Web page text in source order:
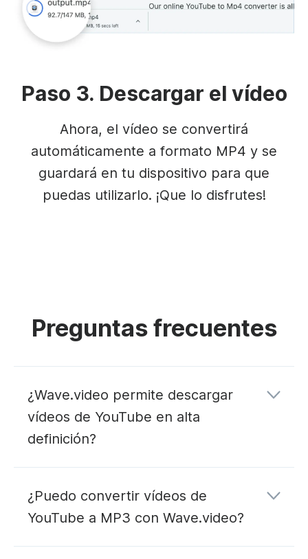
Paso 3. Descargar el vídeo
Ahora, el vídeo se convertirá
automáticamente a formato MP4 y se
guardará en tu dispositivo para que
puedas utilizarlo. ¡Que lo disfrutes!
Preguntas frecuentes
¿Wave.video permite descargar
vídeos de YouTube en alta
definición?
¿Puedo convertir vídeos de
YouTube a MP3 con Wave.video?